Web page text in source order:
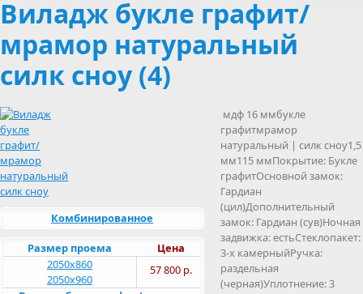
Виладж букле графит/
мрамор натуральный
силк сноу (4)
Комбинированное
Цена
Размер проема
57 800 р.
2050х860
2050х960
мдф 16 ммбукле
графитмрамор
натуральный | силк сноу1,5
мм115 ммПокрытие: Букле
графитОсновной замок:
Гардиан
(цил)Дополнительный
замок: Гардиан (сув)Ночная
задвижка: естьСтеклопакет:
3-х камерныйРучка:
раздельная
(черная)Уплотнение: 3